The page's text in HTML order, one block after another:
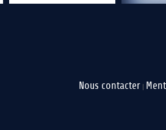
Nous contacter |